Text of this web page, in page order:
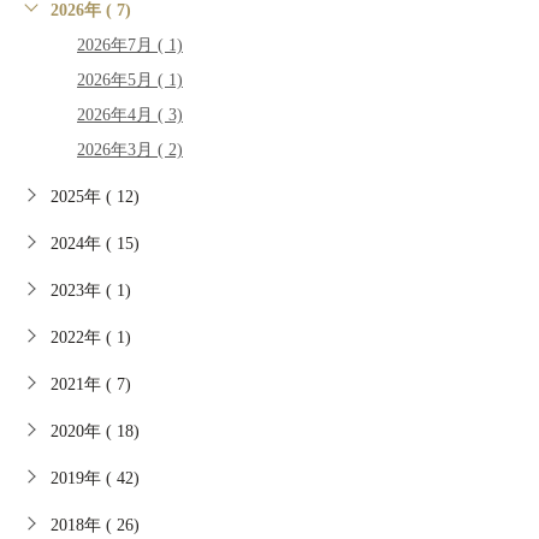
2026年 ( 7)
2026年7月 ( 1)
2026年5月 ( 1)
2026年4月 ( 3)
2026年3月 ( 2)
2025年 ( 12)
2024年 ( 15)
2023年 ( 1)
2022年 ( 1)
2021年 ( 7)
2020年 ( 18)
2019年 ( 42)
2018年 ( 26)